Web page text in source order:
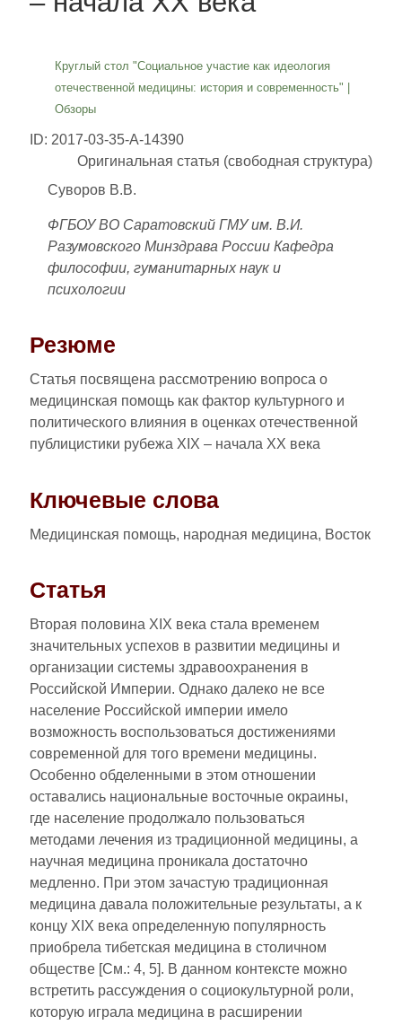
Круглый стол "Социальное участие как идеология
отечественной медицины: история и современность"
Обзоры
ID: 2017-03-35-A-14390
Оригинальная статья (свободная структура)
Суворов В.В.
ФГБОУ ВО Саратовский ГМУ им. В.И.
Разумовского Минздрава России Кафедра
философии, гуманитарных наук и
психологии
Резюме
Статья посвящена рассмотрению вопроса о
медицинская помощь как фактор культурного и
политического влияния в оценках отечественной
публицистики рубежа XIX – начала XX века
Ключевые слова
Медицинская помощь, народная медицина, Восток
Статья
Вторая половина XIX века стала временем
значительных успехов в развитии медицины и
организации системы здравоохранения в
Российской Империи. Однако далеко не все
население Российской империи имело
возможность воспользоваться достижениями
современной для того времени медицины.
Особенно обделенными в этом отношении
оставались национальные восточные окраины,
где население продолжало пользоваться
методами лечения из традиционной медицины, а
научная медицина проникала достаточно
медленно. При этом зачастую традиционная
медицина давала положительные результаты, а к
концу XIX века определенную популярность
приобрела тибетская медицина в столичном
обществе [См.: 4, 5]. В данном контексте можно
встретить рассуждения о социокультурной роли,
которую играла медицина в расширении